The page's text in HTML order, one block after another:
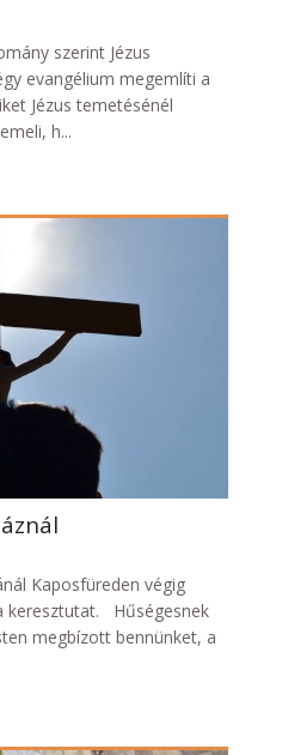
szerint Jézus
evangélium megemlíti a
Jézus temetésénél
h...
Kaposfüreden végig
keresztutat. Hűségesnek
megbízott bennünket, a